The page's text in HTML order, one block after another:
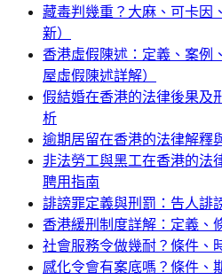
藏毒判幾重？大麻、可卡因
新）
香港虛假陳述：定義、案例
屋虛假陳述詳解）
假結婚在香港的法律後果及
析
逾期居留在香港的法律解釋
非法勞工與黑工在香港的法
聘用指南
誹謗罪定義與刑罰：告人誹
香港緩刑制度詳解：定義、
社會服務令做幾耐？條件、
感化令會有案底嗎？條件、